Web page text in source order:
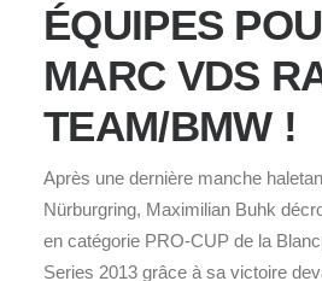
ÉQUIPES
MARC VDS
TEAM/BMW !
Après une dernière manche
Nürburgring, Maximilian Buhk
en catégorie PRO-CUP de la
Series 2013 grâce à sa victoire